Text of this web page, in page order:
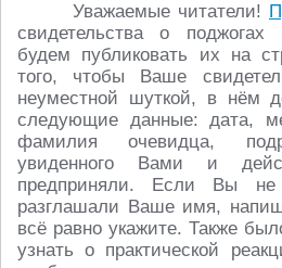
Уважаемые читатели!
свидетельства о
будем публиковать их на
того, чтобы Ваше
неуместной шуткой, в нём
следующие данные: дата,
фамилия очевидца,
увиденного Вами и
предприняли. Если Вы
разглашали Ваше имя,
всё равно укажите. Также
узнать о практической